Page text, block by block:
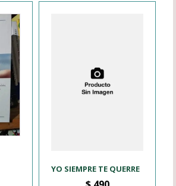
YO SIEMPRE TE QUERRE